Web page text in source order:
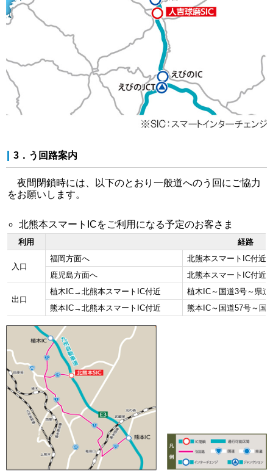
3．う回路案内
夜間閉鎖時には、以下のとおり一般道へのう回にご協力
をお願いします。
北熊本スマートICをご利用になる予定のお客さま
利用 経路
入口
福岡方面へ
北熊本スマートIC付近
鹿児島方面へ
北熊本スマートIC付近
出口
植木IC→北熊本スマートIC付近
植木IC～国道3号～県
熊本IC→北熊本スマートIC付近
熊本IC～国道57号～国